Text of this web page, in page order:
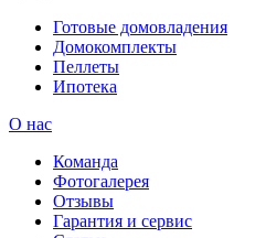
Готовые домовладения
Домокомплекты
Пеллеты
Ипотека
О нас
Команда
Фотогалерея
Отзывы
Гарантия и сервис